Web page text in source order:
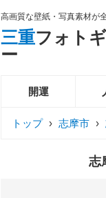
高画質な壁紙・写真素材が
三重フォト
ー
開運
トップ › 志摩市 ›
志